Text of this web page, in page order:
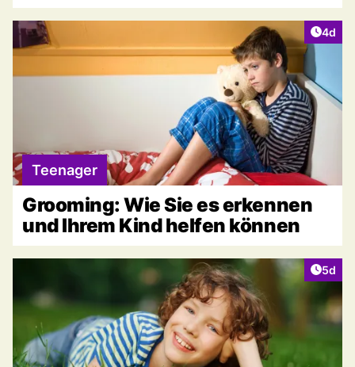
4d
Teenager
Grooming: Wie Sie es erkennen
und Ihrem Kind helfen können
5d